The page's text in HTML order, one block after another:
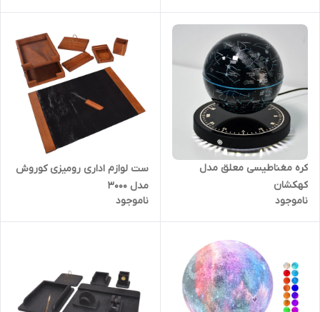
کره مغناطیسی معلق مدل
کهکشان
ناموجود
ست لوازم اداری رومیزی کوروش
مدل ۳۰۰۰
ناموجود